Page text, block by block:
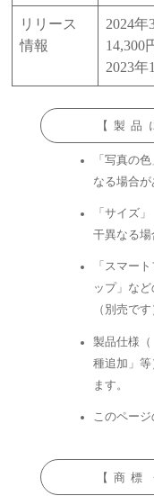
リリース
情報
2024
14,300
2023
【製
「写真の
なる場合が
「サイズ
干異なる場
「スマー
ップ」な
（別売です
製品仕様
種追加」等
ます。
このページ
【商